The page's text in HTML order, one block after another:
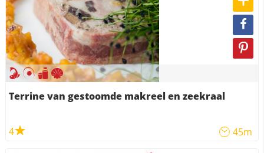
Terrine van gestoomde makreel en zeekraal
4 45m